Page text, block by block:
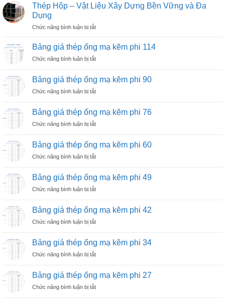
Thép Hộp – Vật Liệu Xây Dựng Bền Vững và Đa
Dụng
Chức năng bình luận bị tắtở
–
Vật
Xây
Bền
và
Bảng giá thép ống mạ kẽm phi 114
Chức năng bình luận bị tắtở
thép
ống
kẽm
phi
114
Bảng giá thép ống mạ kẽm phi 90
Chức năng bình luận bị tắtở
thép
ống
kẽm
phi
90
Bảng giá thép ống mạ kẽm phi 76
Chức năng bình luận bị tắtở
thép
ống
kẽm
phi
76
Bảng giá thép ống mạ kẽm phi 60
Chức năng bình luận bị tắtở
thép
ống
kẽm
phi
60
Bảng giá thép ống mạ kẽm phi 49
Chức năng bình luận bị tắtở
thép
ống
kẽm
phi
49
Bảng giá thép ống mạ kẽm phi 42
Chức năng bình luận bị tắtở
thép
ống
kẽm
phi
42
Bảng giá thép ống mạ kẽm phi 34
Chức năng bình luận bị tắtở
thép
ống
Bảng giá thép ống mạ kẽm phi 27
Chức năng bình luận bị tắtở